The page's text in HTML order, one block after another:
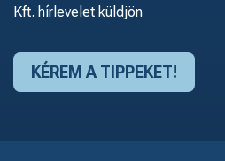
Kft. hírlevelet küldjön